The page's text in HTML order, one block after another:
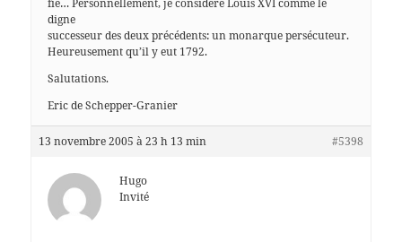
fié… Personnellement, je considère Louis XVI comme le
digne
successeur des deux précédents: un monarque persécuteur.
Heureusement qu’il y eut 1792.
Salutations.
Eric de Schepper-Granier
13 novembre 2005 à 23 h 13 min #5398
Hugo
Invité